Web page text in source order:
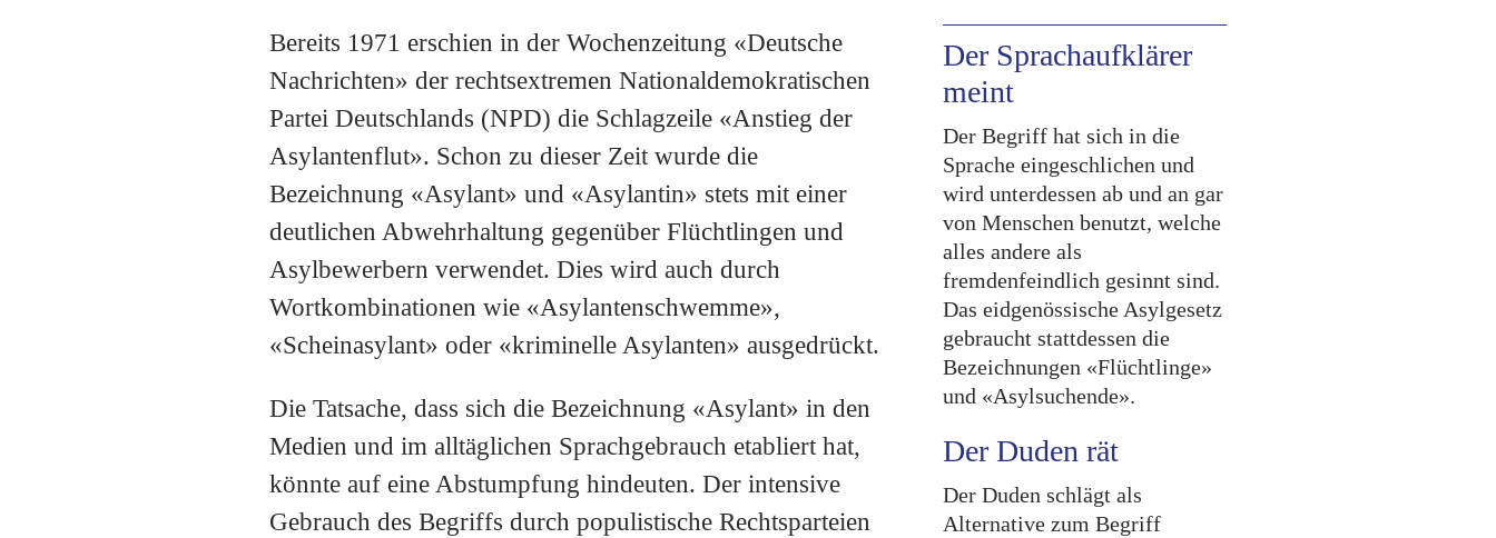
Bereits 1971 erschien in der Wochenzeitung «Deutsche
Nachrichten» der rechtsextremen Nationaldemokratischen
Partei Deutschlands (NPD) die Schlagzeile «Anstieg der
Asylantenflut». Schon zu dieser Zeit wurde die
Bezeichnung «Asylant» und «Asylantin» stets mit einer
deutlichen Abwehrhaltung gegenüber Flüchtlingen und
Asylbewerbern verwendet. Dies wird auch durch
Wortkombinationen wie «Asylantenschwemme»,
«Scheinasylant» oder «kriminelle Asylanten» ausgedrückt.
Die Tatsache, dass sich die Bezeichnung «Asylant» in den
Medien und im alltäglichen Sprachgebrauch etabliert hat,
könnte auf eine Abstumpfung hindeuten. Der intensive
Gebrauch des Begriffs durch populistische Rechtsparteien
Der Sprachaufklärer
meint
Der Begriff hat sich in die
Sprache eingeschlichen und
wird unterdessen ab und an gar
von Menschen benutzt, welche
alles andere als
fremdenfeindlich gesinnt sind.
Das eidgenössische Asylgesetz
gebraucht stattdessen die
Bezeichnungen «Flüchtlinge»
und «Asylsuchende».
Der Duden rät
Der Duden schlägt als
Alternative zum Begriff